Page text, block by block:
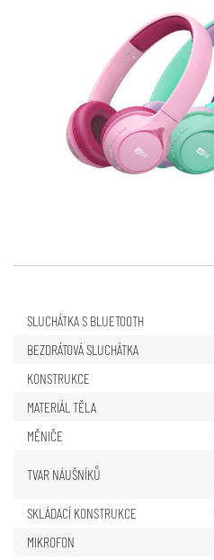
SLUCHÁTKA S BLUETOOTH
BEZDRÁTOVÁ SLUCHÁTKA
KONSTRUKCE
MATERIÁL TĚLA
MĚNIČE
TVAR NÁUŠNÍKŮ
SKLÁDACÍ KONSTRUKCE
MIKROFON